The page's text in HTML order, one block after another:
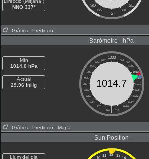
Direcció (Mitjana )
NNO 337°
SO
SE
S
SSO SSE
Gràfics - Predicció
Baròmetre - hPa
Mín
1014.0 hPa
Actual
29.96 inHg
1000
991 1009
982 1018
973 1027
997 1003
994 1006
988
1012
985
1015
979
1021
976
1024
970
1030
964
1036
|
1014.7
Gràfics - Predicció - Mapa
Sun Position
Llum del dia
12
11 13
10
14